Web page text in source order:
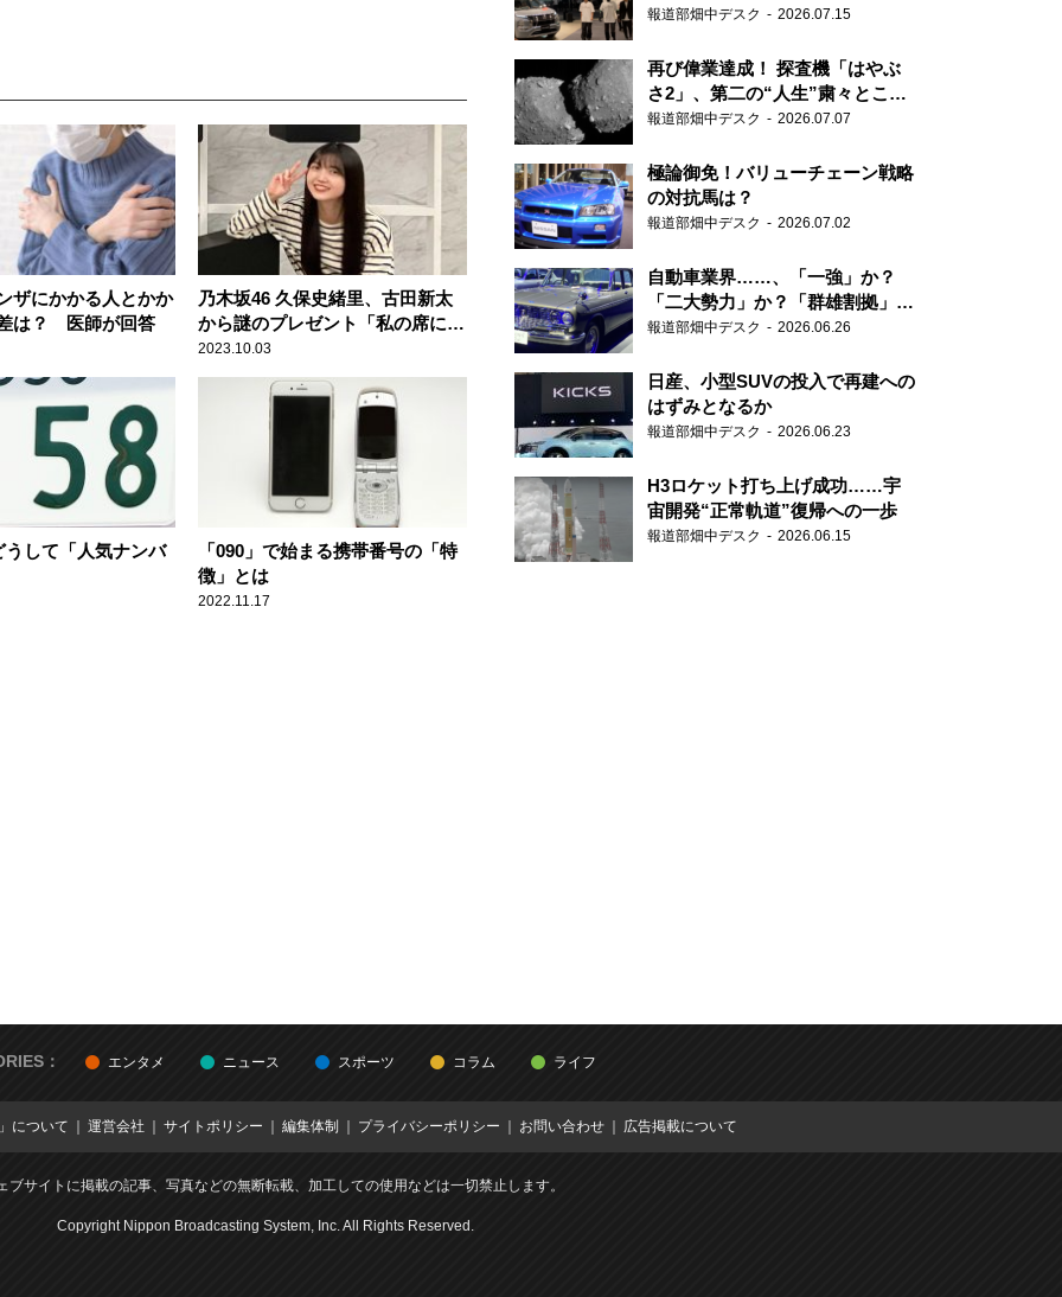
ザにかかる人とかか
は？ 医師が回答
乃木坂46 久保史緒里、古田新太
から謎のプレゼント「私の席にア
ボカドが」
2023.10.03
うして「人気ナンバ
「090」で始まる携帯番号の「特
徴」とは
2022.11.17
報道部畑中デスク 2026.07.15
再び偉業達成！ 探査機「はやぶ
さ2」、第二の“人生”粛々とこな
す
報道部畑中デスク 2026.07.07
極論御免！バリューチェーン戦略
の対抗馬は？
報道部畑中デスク 2026.07.02
自動車業界……、「一強」か？
「二大勢力」か？「群雄割拠」
か？
報道部畑中デスク 2026.06.26
日産、小型SUVの投入で再建への
はずみとなるか
報道部畑中デスク 2026.06.23
H3ロケット打ち上げ成功……宇
宙開発“正常軌道”復帰への一歩
報道部畑中デスク 2026.06.15
： エンタメ ニュース スポーツ コラム ライフ
について 運営会社 サイトポリシー 編集体制 プライバシーポリシー お問い合わせ 広告掲載について
ブサイトに掲載の記事、写真などの無断転載、加工しての使用などは一切禁止します。
Copyright Nippon Broadcasting System, Inc. All Rights Reserved.